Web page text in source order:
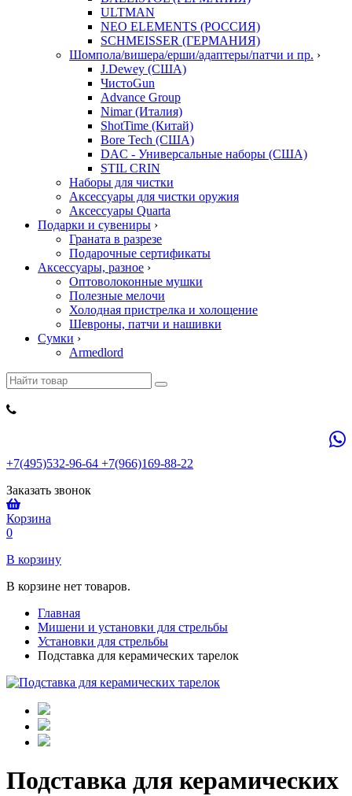
ULTMAN
NEO ELEMENTS (РОССИЯ)
SCHMEISSER (ГЕРМАНИЯ)
Шомпола/вишера/ерши/адаптеры/патчи и пр. ›
J.Dewey (США)
ЧистоGun
Advance Group
Nimar (Италия)
ShotTime (Китай)
Bore Tech (США)
DAC - Универсальные наборы (США)
STIL CRIN
Наборы для чистки
Аксессуары для чистки оружия
Аксессуары Quarta
Подарки и сувениры ›
Граната в разрезе
Подарочные сертификаты
Аксессуары, разное ›
Оптоволоконные мушки
Полезные мелочи
Холодная пристрелка и холощение
Шевроны, патчи и нашивки
Сумки ›
Armedlord
+7(495)532-96-64 +7(966)169-88-22
Заказать звонок
Корзина
0
В корзину
В корзине нет товаров.
Главная
Мишени и установки для стрельбы
Установки для стрельбы
Подставка для керамических тарелок
Подставка для керамических